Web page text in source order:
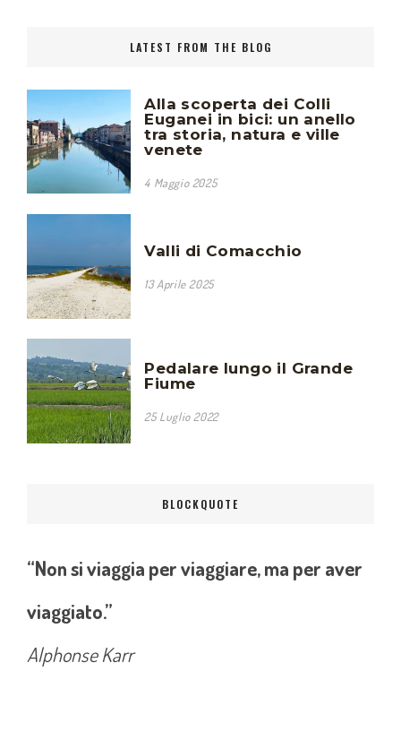
LATEST FROM THE BLOG
Alla scoperta dei Colli
Euganei in bici: un anello
tra storia, natura e ville
venete
4 Maggio 2025
Valli di Comacchio
13 Aprile 2025
Pedalare lungo il Grande
Fiume
25 Luglio 2022
BLOCKQUOTE
“Non si viaggia per viaggiare, ma per aver
viaggiato.”
Alphonse Karr